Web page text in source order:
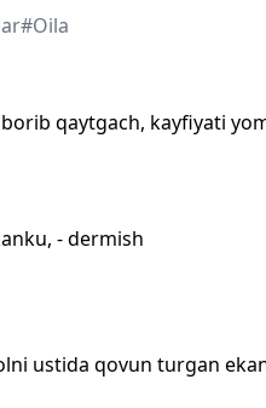
#Oila
qaytgach, kayfiyati
- dermish
ustida qovun turgan